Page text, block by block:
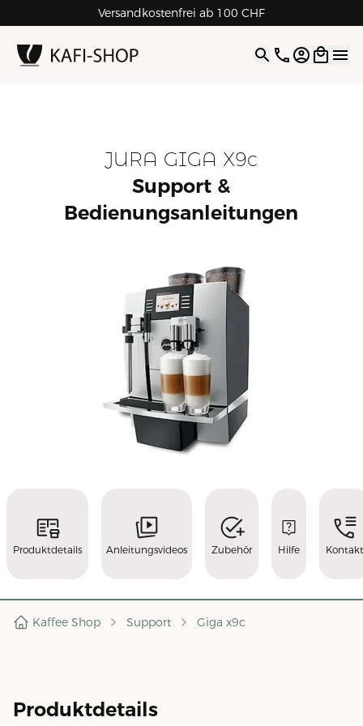
Versandkostenfrei ab 100 CHF
4.9| 5.0 Google
Open
JURA GIGA X9c
Support &
Bedienungsanleitungen
Produktdetails Anleitungsvideos Zubehör Hilfe Kontakt
Kaffee Shop Support Giga x9c
Produktdetails